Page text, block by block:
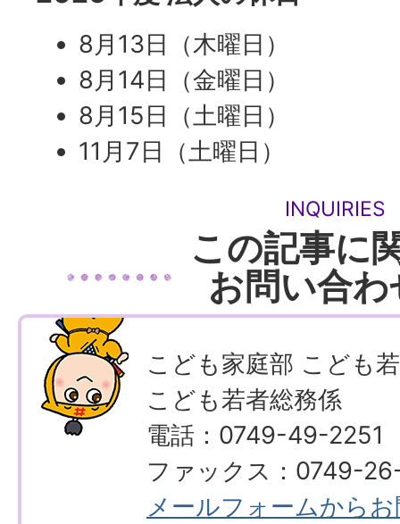
8月13日（木曜日）
8月14日（金曜日）
8月15日（土曜日）
11月7日（土曜日）
INQUIRIES
この記事に
お問い合わ
こども家庭部 こども
こども若者総務係
電話：0749-49-2251
ファックス：0749-
メールフォームから